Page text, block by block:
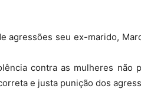
agressões seu ex-marido,
contra as mulheres não
e justa punição dos